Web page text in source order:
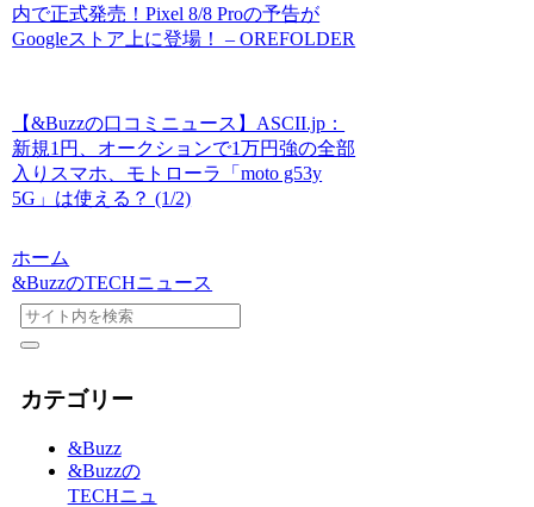
内で正式発売！Pixel 8/8 Proの予告が
Googleストア上に登場！ – OREFOLDER
【&Buzzの口コミニュース】ASCII.jp：
新規1円、オークションで1万円強の全部
入りスマホ、モトローラ「moto g53y
5G」は使える？ (1/2)
ホーム
&BuzzのTECHニュース
カテゴリー
&Buzz
&Buzzの
TECHニュ